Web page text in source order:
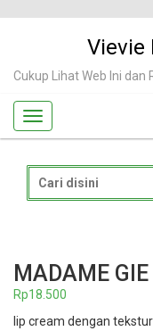
Vievie
Cukup Lihat Web Ini dan
for:
MADAME
Rp18.500
lip cream dengan